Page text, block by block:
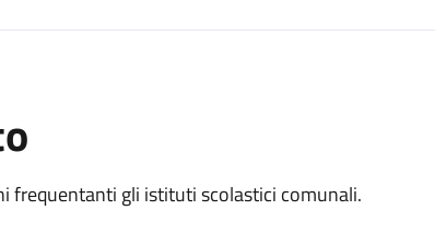
frequentanti gli istituti scolastici comunali.